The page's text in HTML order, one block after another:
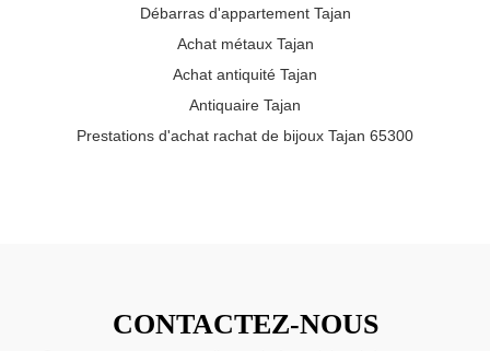
Débarras d'appartement Tajan
Achat métaux Tajan
Achat antiquité Tajan
Antiquaire Tajan
Prestations d'achat rachat de bijoux Tajan 65300
CONTACTEZ-NOUS